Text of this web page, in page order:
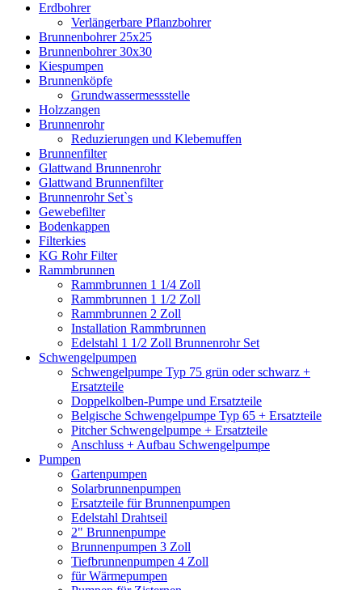
Erdbohrer
Verlängerbare Pflanzbohrer
Brunnenbohrer 25x25
Brunnenbohrer 30x30
Kiespumpen
Brunnenköpfe
Grundwassermessstelle
Holzzangen
Brunnenrohr
Reduzierungen und Klebemuffen
Brunnenfilter
Glattwand Brunnenrohr
Glattwand Brunnenfilter
Brunnenrohr Set`s
Gewebefilter
Bodenkappen
Filterkies
KG Rohr Filter
Rammbrunnen
Rammbrunnen 1 1/4 Zoll
Rammbrunnen 1 1/2 Zoll
Rammbrunnen 2 Zoll
Installation Rammbrunnen
Edelstahl 1 1/2 Zoll Brunnenrohr Set
Schwengelpumpen
Schwengelpumpe Typ 75 grün oder schwarz +
Ersatzteile
Doppelkolben-Pumpe und Ersatzteile
Belgische Schwengelpumpe Typ 65 + Ersatzteile
Pitcher Schwengelpumpe + Ersatzteile
Anschluss + Aufbau Schwengelpumpe
Pumpen
Gartenpumpen
Solarbrunnenpumpen
Ersatzteile für Brunnenpumpen
Edelstahl Drahtseil
2" Brunnenpumpe
Brunnenpumpen 3 Zoll
Tiefbrunnenpumpen 4 Zoll
für Wärmepumpen